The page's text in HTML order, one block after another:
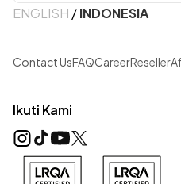
ENGLISH /INDONESIA
Contact UsFAQCareerReseller
Ikuti Kami